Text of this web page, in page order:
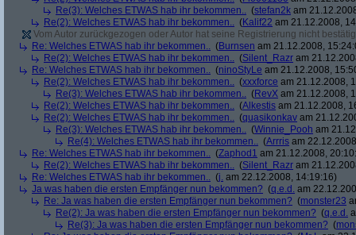
Re(3): Welches ETWAS hab ihr bekommen.. (stefan2k am
Re(2): Welches ETWAS hab ihr bekommen.. (Kalif22 am 21.12.2008,
Vom Autor zurückgezogen oder Autor hat seine Registrierung nicht
Re: Welches ETWAS hab ihr bekommen.. (Burnsen am 21.12.2008,
Re(2): Welches ETWAS hab ihr bekommen.. (Silent_Razr am
Re: Welches ETWAS hab ihr bekommen.. (ninoStyLe am 21.12.2008,
Re(2): Welches ETWAS hab ihr bekommen.. (xxxforce am 21.12.2008,
Re(3): Welches ETWAS hab ihr bekommen.. (RevX am 21.12.2008,
Re(2): Welches ETWAS hab ihr bekommen.. (Alkestis am 21.12.2008,
Re(2): Welches ETWAS hab ihr bekommen.. (quasikonkav am
Re(3): Welches ETWAS hab ihr bekommen.. (Winnie_Pooh am
Re(4): Welches ETWAS hab ihr bekommen.. (Arrris am
Re: Welches ETWAS hab ihr bekommen.. (Zaphod1 am 21.12.2008,
Re(2): Welches ETWAS hab ihr bekommen.. (Silent_Razr am
Re: Welches ETWAS hab ihr bekommen.. (j. am 22.12.2008, 14:19:16)
Ja was haben die ersten Empfänger nun bekommen? (q.e.d. am
Re: Ja was haben die ersten Empfänger nun bekommen? (monster23
Re(2): Ja was haben die ersten Empfänger nun bekommen? (q.e.d.
Re(3): Ja was haben die ersten Empfänger nun bekommen? (